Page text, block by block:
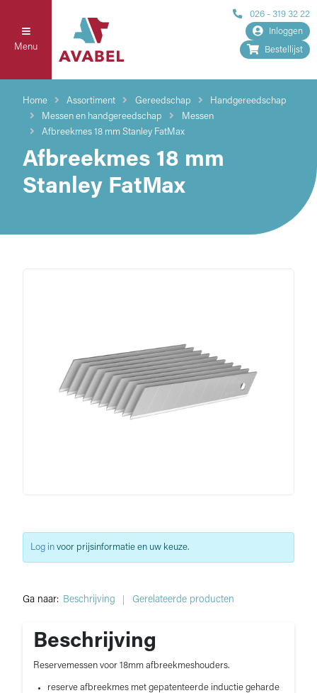
Menu
026 - 319 32 22
Inloggen
Bestellijst
Home Assortiment Gereedschap
Handgereedschap
Messen en handgereedschap
Messen
Afbreekmes 18 mm Stanley FatMax
Afbreekmes 18 mm
Stanley FatMax
Ga naar: Beschrijving Gerelateerde producten
Beschrijving
Reservemessen voor 18mm afbreekmeshouders.
reserve afbreekmes met gepatenteerde inductie geharde
Log in voor prijsinformatie en uw keuze.